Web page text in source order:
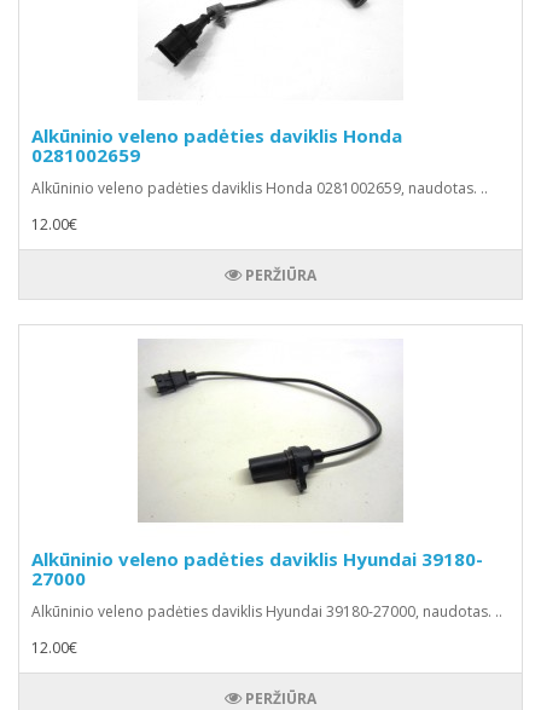
Alkūninio veleno padėties daviklis Honda
0281002659
Alkūninio veleno padėties daviklis Honda 0281002659, naudotas. ..
12.00€
PERŽIŪRA
Alkūninio veleno padėties daviklis Hyundai 39180-
27000
Alkūninio veleno padėties daviklis Hyundai 39180-27000, naudotas. ..
12.00€
PERŽIŪRA